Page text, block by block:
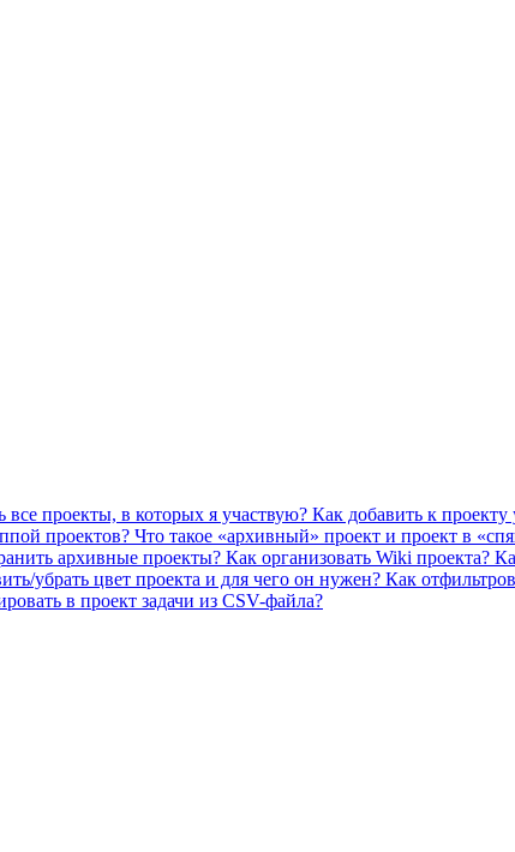
все проекты, в которых я участвую? Как добавить к
проектов? Что такое «архивный» проект и проект в
архивные проекты? Как организовать Wiki проекта?
убрать цвет проекта и для чего он нужен? Как
в проект задачи из CSV-файла?